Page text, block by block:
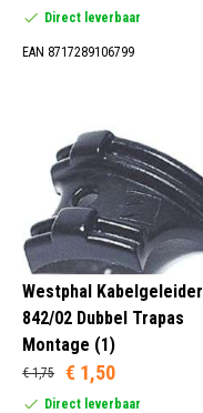
Direct leverbaar
EAN 8717289106799
Westphal Kabelgeleider
842/02 Dubbel Trapas
Montage (1)
€ 1,75 € 1,50
Direct leverbaar